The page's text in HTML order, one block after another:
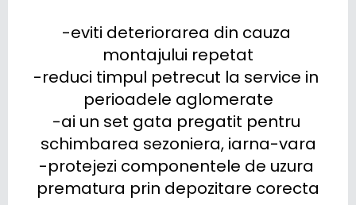
-eviti deteriorarea din cauza
montajului repetat
-reduci timpul petrecut la service in
perioadele aglomerate
-ai un set gata pregatit pentru
schimbarea sezoniera, iarna-vara
-protejezi componentele de uzura
prematura prin depozitare corecta